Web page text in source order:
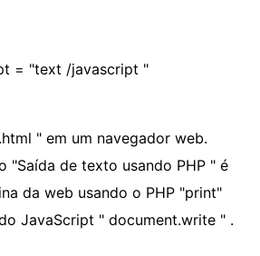
= "text /javascript "
" em um navegador web.
"Saída de texto usando PHP " é
da web usando o PHP "print"
JavaScript " document.write " .